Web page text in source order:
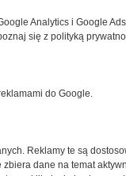
w Twoim
możesz
Analytics i Google
się z polityką
do Google.
Reklamy te są
dane na temat